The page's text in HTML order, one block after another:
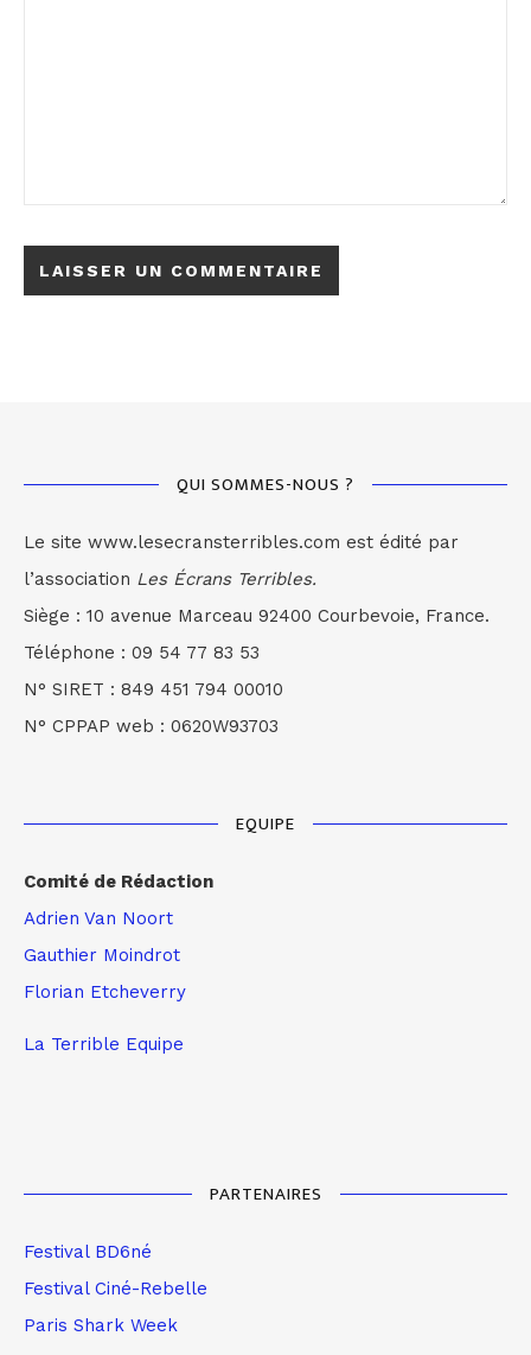
QUI SOMMES-NOUS ?
Le site www.lesecransterribles.com est édité par
l’association Les Écrans Terribles.
Siège : 10 avenue Marceau 92400 Courbevoie, France.
Téléphone : 09 54 77 83 53
N° SIRET : 849 451 794 00010
N° CPPAP web : 0620W93703
EQUIPE
Comité de Rédaction
Adrien Van Noort
Gauthier Moindrot
Florian Etcheverry
La Terrible Equipe
PARTENAIRES
Festival BD6né
Festival Ciné-Rebelle
Paris Shark Week